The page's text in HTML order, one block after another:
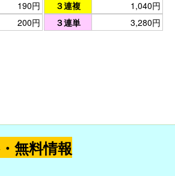
190円
200円
３連複
1,040円
３連単
3,280円
無料情報